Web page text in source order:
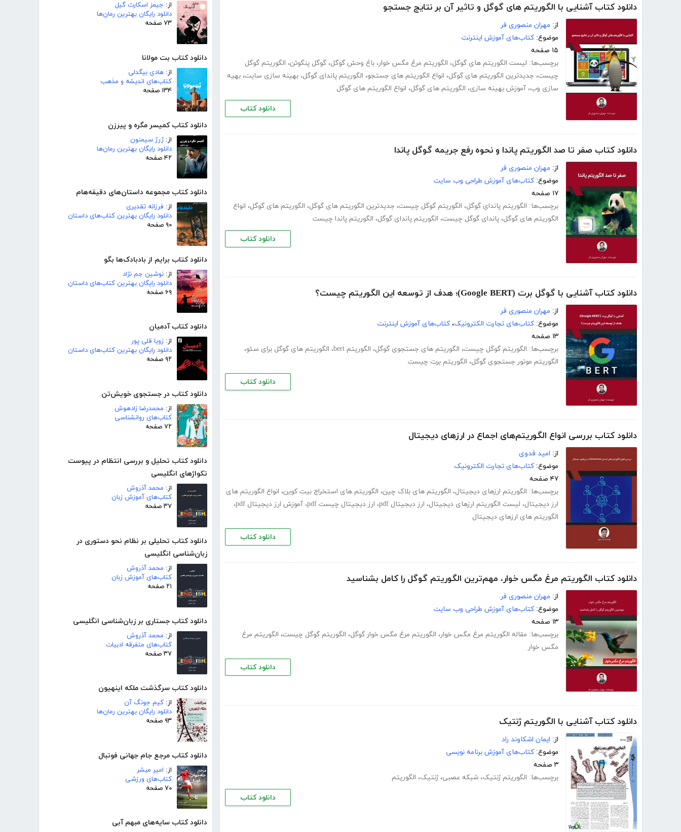
از: جیمز اسکارث گیل
دانلود رایگان بهترین رمان‌ها
۷۳ صفحه
دانلود کتاب بت مولانا
از: هادی بیگدلی
کتاب‌های اندیشه و مذهب
۱۳۴ صفحه
دانلود کتاب کمیسر مگره و پیرزن
از:ژرژ سیمنون
دانلود رایگان بهترین رمان‌ها
۴۲ صفحه
دانلود کتاب مجموعه داستان‌های دقیقه‌هام
از: فرزانه تقدیری
دانلود رایگان بهترین کتاب‌های داستان
۹۰ صفحه
دانلود کتاب برایم از بادبادک‌ها بگو
از: نوشین جم نژاد
دانلود رایگان بهترین کتاب‌های داستان
۶۹ صفحه
دانلود کتاب آدمیان
از: زویا قلی پور
دانلود رایگان بهترین کتاب‌های داستان
۹۲ صفحه
دانلود کتاب در جستجوی خویش‌تن
از: محمدرضا زادهوش
کتاب‌های روانشناسی
۷۲ صفحه
دانلود کتاب تحلیل و بررسی انتظام در پیوست
تکواژهای انگلیسی
از: محمد آذروش
کتاب‌های آموزش زبان
۳۷ صفحه
دانلود کتاب تحلیلی بر نظام نحو دستوری در
زبان‌شناسی انگلیسی
از: محمد آذروش
کتاب‌های آموزش زبان
۲۱ صفحه
دانلود کتاب جستاری بر زبان‌شناسی انگلیسی
از: محمد آذروش
کتاب‌های متفرقه ادبیات
۳۷ صفحه
دانلود کتاب سرگذشت ملکه اینهیون
از: کیم جونگ آن
دانلود رایگان بهترین رمان‌ها
۹۳ صفحه
دانلود کتاب مرجع جام جهانی فوتبال
از: امیر مبشر
کتاب‌های ورزشی
۷۰ صفحه
دانلود کتاب سایه‌های مبهم آبی
دانلود کتاب آشنایی با الگوریتم های گوگل و تاثیر آن بر نتایج جستجو
از: مهران منصوری فر
موضوع: کتاب‌های آموزش اینترنت
۱۵ صفحه
برچسب‌ها: لیست الگوریتم های گوگل، الگوریتم مرغ مگس خوار، باغ وحش گوگل، گوگل پنگوئن، الگوریتم گوگل
چیست، جدیدترین الگوریتم های گوگل، انواع الگوریتم های جستجو، الگوریتم پاندای گوگل، بهینه سازی سایت، بهیه
سازی وب، آموزش بهینه سازی، الگوریتم های گوگل، انواع الگوریتم های گوگل
دانلود کتاب
دانلود کتاب صفر تا صد الگوریتم پاندا و نحوه رفع جریمه گوگل پاندا
از: مهران منصوری فر
موضوع: کتاب‌های آموزش طراحی وب سایت
۱۷ صفحه
برچسب‌ها: الگوریتم پاندای گوگل، الگوریتم گوگل چیست، جدیدترین الگوریتم های گوگل، الگوریتم های گوگل، انواع
الگوریتم های گوگل، پاندای گوگل چیست، الگوریتم پاندای گوگل، الگوریتم پاندا چیست
دانلود کتاب
دانلود کتاب آشنایی با گوگل برت (Google BERT)؛ هدف از توسعه این الگوریتم چیست؟
از: مهران منصوری فر
موضوع: کتاب‌های تجارت الکترونیک، کتاب‌های آموزش اینترنت
۱۳ صفحه
برچسب‌ها: الگوریتم گوگل چیست، الگوریتم های جستجوی گوگل، الگوریتم bert ، الگوریتم های گوگل برای سئو،
الگوریتم موتور جستجوی گوگل، الگوریتم برت چیست
دانلود کتاب
دانلود کتاب بررسی انواع الگوریتم‌های اجماع در ارزهای دیجیتال
از: امید فدوی
موضوع: کتاب‌های تجارت الکترونیک
۴۷ صفحه
برچسب‌ها: الگوریتم ارزهای دیجیتال، الگوریتم های بلاک چین، الگوریتم های استخراج بیت کوین، انواع الگوریتم های
ارز دیجیتال، لیست الگوریتم ارزهای دیجیتال، ارز دیجیتال pdf ، ارز دیجیتال چیست pdf ، آموزش ارز دیجیتال pdf
،
الگوریتم های ارزهای دیجیتال
دانلود کتاب
دانلود کتاب الگوریتم مرغ مگس خوار، مهم‌ترین الگوریتم گوگل را کامل بشناسید
از: مهران منصوری فر
موضوع: کتاب‌های آموزش طراحی وب سایت
۱۳ صفحه
برچسب‌ها: مقاله الگوریتم مرغ مگس خوار، الگوریتم مرغ مگس خوار گوگل، الگوریتم گوگل چیست، الگوریتم مرغ
مگس خوار
دانلود کتاب
دانلود کتاب آشنایی با الگوریتم ژنتیک
از: ایمان اشکاوند راد
موضوع: کتاب‌های آموزش برنامه نویسی
۳ صفحه
برچسب‌ها: الگوریتم ژنتیک، شبکه عصبی،ژنتیک، الگوریتم
دانلود کتاب